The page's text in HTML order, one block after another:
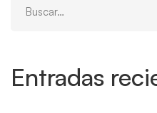
for:
Entradas